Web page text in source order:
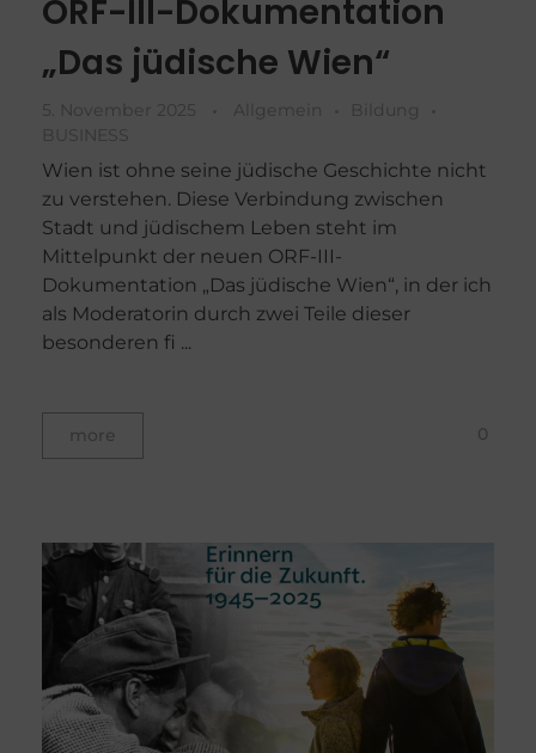
ORF-III-Dokumentation
„Das jüdische Wien“
5. November 2025 Allgemein
Bildung
BUSINESS
Wien ist ohne seine jüdische Geschichte nicht
zu verstehen. Diese Verbindung zwischen
Stadt und jüdischem Leben steht im
Mittelpunkt der neuen ORF-III-
Dokumentation „Das jüdische Wien“, in der ich
als Moderatorin durch zwei Teile dieser
besonderen fi ...
more 0